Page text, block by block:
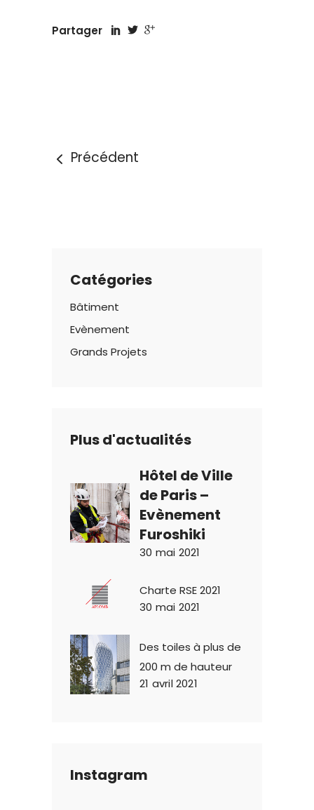
Partager
Précédent
Catégories
Bâtiment
Evènement
Grands Projets
Plus d'actualités
Hôtel de Ville
de Paris –
Evènement
Furoshiki
30 mai 2021
Charte RSE 2021
30 mai 2021
Des toiles à plus de
200 m de hauteur
21 avril 2021
Instagram